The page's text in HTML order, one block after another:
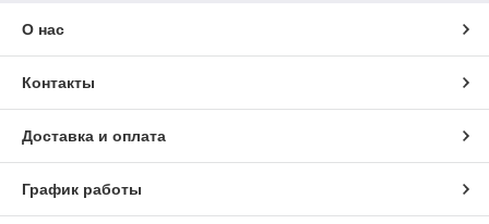
О нас
Контакты
Доставка и оплата
График работы